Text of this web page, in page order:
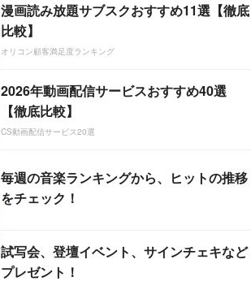
漫画読み放題サブスクおすすめ11選【徹底
比較】
オリコン顧客満足度ランキング
2026年動画配信サービスおすすめ40選
【徹底比較】
CS動画配信サービス20選
毎週の音楽ランキングから、ヒットの推移
をチェック！
試写会、登壇イベント、サインチェキなど
プレゼント！